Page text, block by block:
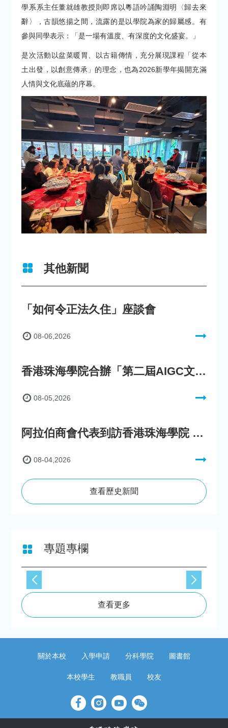
學系系主任董就雄教授則即席以粵語吟誦陶淵明〈歸去來
辭〉，古韻悠揚之間，流露的是以學院為家的歸屬感。有
參與同學表示：「是一場有溫度、有深度的文化盛宴。」
是次活動以盆菜暖胃、以古籍傳情，充分展現課程「從本
土出發，以創意傳承」的理念，也為2026新學年揭開充滿
人情與文化底蘊的序幕。
其他新聞
「如何令正法久住」座談會
08-06,2026
香港珠海學院合辦「第二屆AIGC文化數字內容創作比賽」
08-05,2026
阿拉伯商會代表到訪香港珠海學院 參與「一帶一路」政策圓桌會議
08-04,2026
查看歷史新聞
專題專欄
查看更多
關於本校 入學申請 分科學院 圖書館
本校學生 教職員 校友